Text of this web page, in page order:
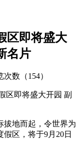
区即将盛大
名片
次数（154）
即将盛大开园 副
地而起，令世界为
区，将于9月20日